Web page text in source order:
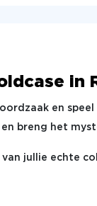
in
en speel
breng het
jullie echte